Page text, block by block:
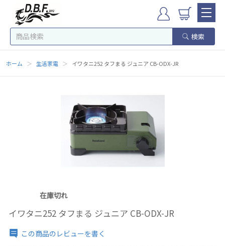
検索
ホーム ＞ 生活家電 ＞ イワタニ252 タフまる ジュニア CB-ODX-JR
在庫切れ
イワタニ252 タフまる ジュニア CB-ODX-JR
この商品のレビューを書く